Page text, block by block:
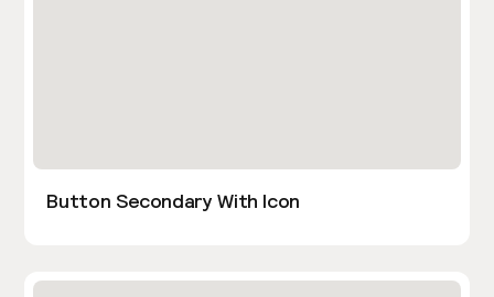
Button Secondary With Icon